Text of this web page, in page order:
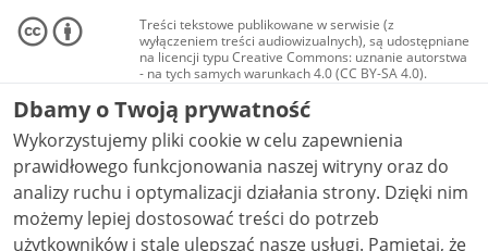
Treści tekstowe publikowane w serwisie (z
wyłączeniem treści audiowizualnych), są udostępniane
na licencji typu Creative Commons: uznanie autorstwa
- na tych samych warunkach 4.0 (CC BY-SA 4.0).
Materiały audiowizualne, w tym zdjęcia, materiały
audio i wideo, są udostępniane na licencji typu
Creative Commons: uznanie autorstwa użycie
niekomercyjne - bez utworów zależnych 4.0 (CC BY-
NC-ND 4.0), o ile nie jest to stwierdzone inaczej.
Dbamy o Twoją prywatność
Wykorzystujemy pliki cookie w celu zapewnienia
prawidłowego funkcjonowania naszej witryny oraz do
analizy ruchu i optymalizacji działania strony. Dzięki nim
możemy lepiej dostosować treści do potrzeb
użytkowników i stale ulepszać nasze usługi. Pamiętaj, że